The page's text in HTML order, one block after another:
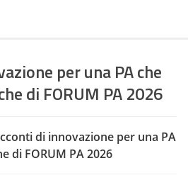
per una PA che
di FORUM PA 2026
di innovazione per una PA
di FORUM PA 2026